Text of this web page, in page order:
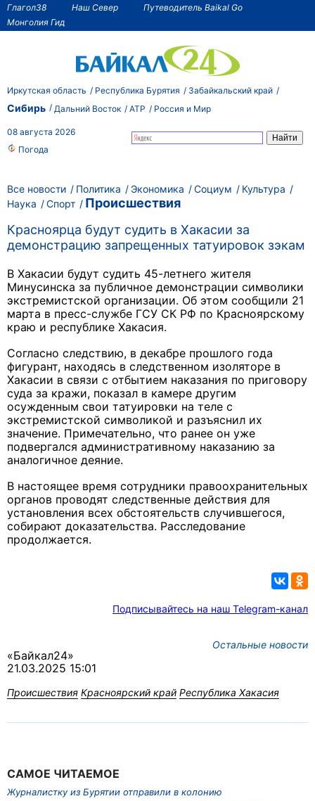
Глагол38 Наш Север
Путеводитель Baikal Go
Монголия Гид
Иркутская область Республика Бурятия Забайкальский край
Сибирь Дальний Восток АТР Россия и Мир
08 августа 2026
Погода
Все новости Политика Экономика Социум
Культура
Наука
Спорт
Происшествия
Красноярца будут судить в Хакасии за
демонстрацию запрещенных татуировок зэкам
В Хакасии будут судить 45-летнего жителя
Минусинска за публичное демонстрации символики
экстремистской организации. Об этом сообщили 21
марта в пресс-службе ГСУ СК РФ по Красноярскому
краю и республике Хакасия.
Согласно следствию, в декабре прошлого года
фигурант, находясь в следственном изоляторе в
Хакасии в связи с отбытием наказания по приговору
суда за кражи, показал в камере другим
осужденным свои татуировки на теле с
экстремистской символикой и разъяснил их
значение. Примечательно, что ранее он уже
подвергался административному наказанию за
аналогичное деяние.
В настоящее время сотрудники правоохранительных
органов проводят следственные действия для
установления всех обстоятельств случившегося,
собирают доказательства. Расследование
продолжается.
Подписывайтесь на наш Telegram-канал
Остальные новости
«Байкал24»
21.03.2025 15:01
Происшествия Красноярский край Республика Хакасия
САМОЕ ЧИТАЕМОЕ
Журналистку из Бурятии отправили в колонию